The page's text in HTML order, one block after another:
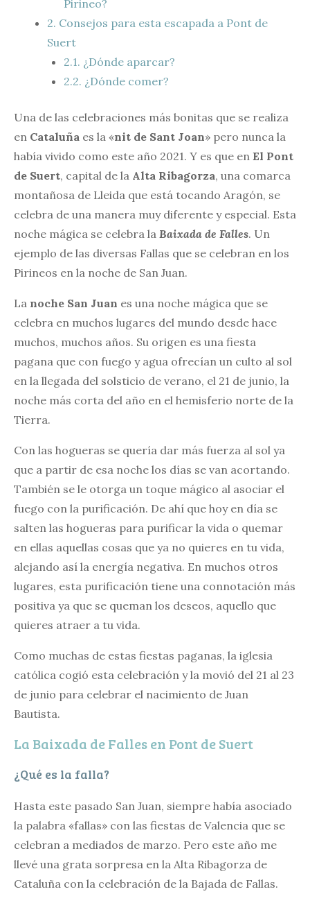
Pirineo?
2. Consejos para esta escapada a Pont de
Suert
2.1. ¿Dónde aparcar?
2.2. ¿Dónde comer?
Una de las celebraciones más bonitas que se realiza
en Cataluña es la «nit de Sant Joan» pero nunca la
había vivido como este año 2021. Y es que en El Pont
de Suert, capital de la Alta Ribagorza, una comarca
montañosa de Lleida que está tocando Aragón, se
celebra de una manera muy diferente y especial. Esta
noche mágica se celebra la Baixada de Falles. Un
ejemplo de las diversas Fallas que se celebran en los
Pirineos en la noche de San Juan.
La noche San Juan es una noche mágica que se
celebra en muchos lugares del mundo desde hace
muchos, muchos años. Su origen es una fiesta
pagana que con fuego y agua ofrecían un culto al sol
en la llegada del solsticio de verano, el 21 de junio, la
noche más corta del año en el hemisferio norte de la
Tierra.
Con las hogueras se quería dar más fuerza al sol ya
que a partir de esa noche los días se van acortando.
También se le otorga un toque mágico al asociar el
fuego con la purificación. De ahí que hoy en día se
salten las hogueras para purificar la vida o quemar
en ellas aquellas cosas que ya no quieres en tu vida,
alejando así la energía negativa. En muchos otros
lugares, esta purificación tiene una connotación más
positiva ya que se queman los deseos, aquello que
quieres atraer a tu vida.
Como muchas de estas fiestas paganas, la iglesia
católica cogió esta celebración y la movió del 21 al 23
de junio para celebrar el nacimiento de Juan
Bautista.
La Baixada de Falles en Pont de Suert
¿Qué es la falla?
Hasta este pasado San Juan, siempre había asociado
la palabra «fallas» con las fiestas de Valencia que se
celebran a mediados de marzo. Pero este año me
llevé una grata sorpresa en la Alta Ribagorza de
Cataluña con la celebración de la Bajada de Fallas.